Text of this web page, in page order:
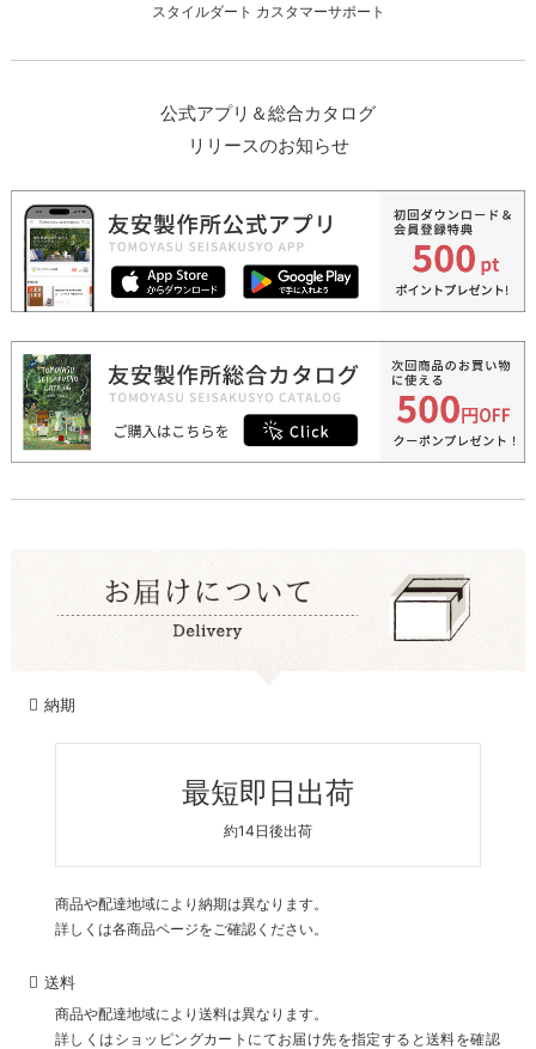
スタイルダート カスタマーサポート
公式アプリ＆総合カタログ
リリースのお知らせ
納期
最短即日出荷
約14日後出荷
商品や配達地域により納期は異なります。
詳しくは各商品ページをご確認ください。
送料
商品や配達地域により送料は異なります。
詳しくはショッピングカートにてお届け先を指定すると送料を確認